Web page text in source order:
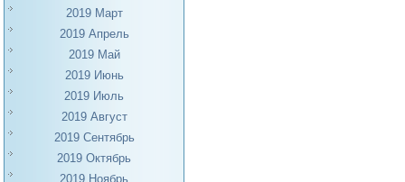
2019 Март
2019 Апрель
2019 Май
2019 Июнь
2019 Июль
2019 Август
2019 Сентябрь
2019 Октябрь
2019 Ноябрь